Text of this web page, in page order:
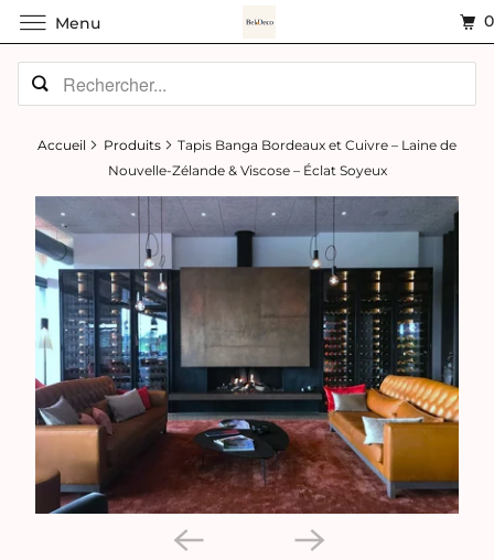
Accueil Produits
Tapis Banga Bordeaux et Cuivre – Laine de
Nouvelle-Zélande & Viscose – Éclat Soyeux
Menu 0